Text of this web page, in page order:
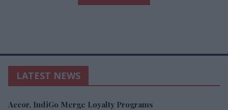
LATEST NEWS
Accor, IndiGo Merge Loyalty Programs